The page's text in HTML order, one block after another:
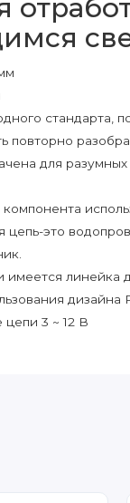
стандарта,
повторно
для
цепь-это
имеется линейка
дизайна
3 ~ 12 В